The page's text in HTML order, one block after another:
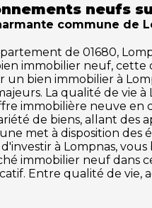
neufs
commune de
de 01680,
immobilier neuf, cette
un bien immobilier à
La qualité de vie
immobilière neuve en
de biens, allant des
met à disposition des
d'investir à Lompnas,
immobilier neuf
Entre qualité de vie,